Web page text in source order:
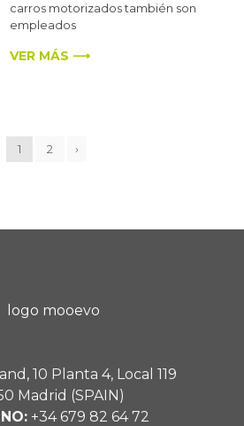
carros motorizados también son
empleados
VER MÁS ⟶
1 2 ›
10 Planta 4, Local 119
Madrid (SPAIN)
+34 679 82 64 72